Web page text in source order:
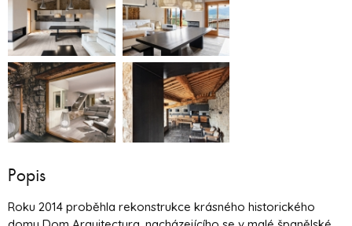
Popis
Roku 2014 proběhla rekonstrukce krásného historického